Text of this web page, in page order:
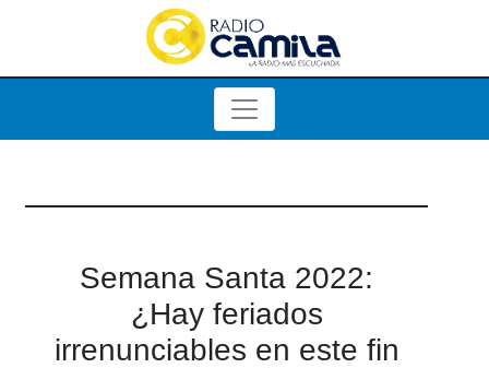
Semana Santa 2022:
¿Hay feriados
irrenunciables en este fin